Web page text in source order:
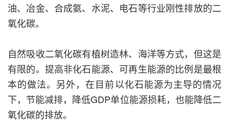
油、冶金、合成氨、水泥、电石等行业刚性排放的二
氧化碳。
自然吸收二氧化碳有植树造林、海洋等方式，但这是
有限的。提高非化石能源、可再生能源的比例是最根
本的做法。另外，在目前以化石能源为主导的情况
下，节能减排，降低GDP单位能源损耗，也能降低二
氧化碳的排放。